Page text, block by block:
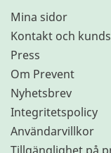
Mina sidor
Kontakt och
Press
Om Prevent
Nyhetsbrev
Integritetspolicy
Användarvillkor